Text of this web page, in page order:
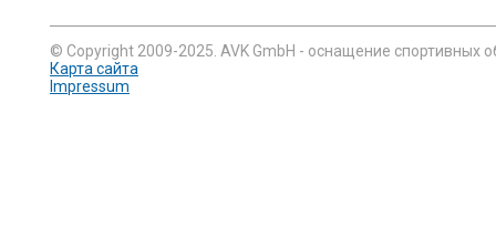
© Copyright 2009-2025. AVK GmbH - оснащение спортивных
Карта сайта
Impressum